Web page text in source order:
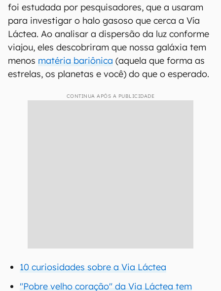
foi estudada por pesquisadores, que a usaram
para investigar o halo gasoso que cerca a Vía
Láctea. Ao analisar a dispersão da luz conforme
viajou, eles descobriram que nossa galáxia tem
menos matéria bariônica (aquela que forma as
estrelas, os planetas e você) do que o esperado.
CONTINUA APÓS A PUBLICIDADE
10 curiosidades sobre a Via Láctea
"Pobre velho coração" da Via Láctea tem